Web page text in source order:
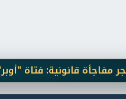
فتاة "أوبر" لم